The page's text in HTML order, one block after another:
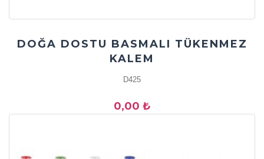
DOĞA DOSTU BASMALI TÜKENMEZ
KALEM
D425
0,00 ₺